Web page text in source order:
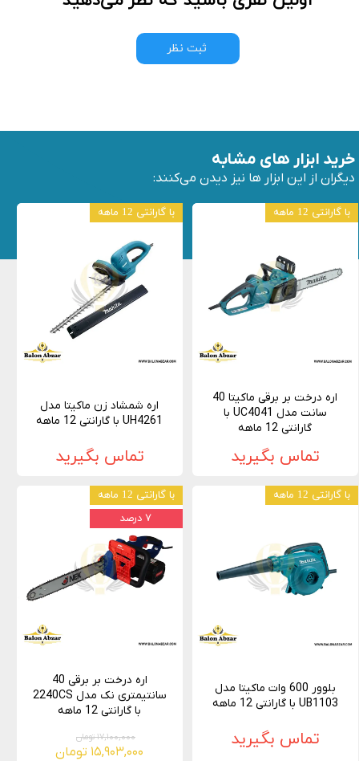
ثبت نظر
اره درخت بر برقی ماکیتا 40
سانت مدل UC4041 با
گارانتی 12 ماهه
تماس بگیرید
با گارانتی 12 ماهه
اره شمشاد زن ماکیتا مدل
UH4261 با گارانتی 12 ماهه
تماس بگیرید
با گارانتی 12 ماهه
بلوور 600 وات ماکیتا مدل
UB1103 با گارانتی 12 ماهه
تماس بگیرید
با گارانتی 12 ماهه
اره درخت بر برقی 40
سانتیمتری نک مدل 2240CS
با گارانتی 12 ماهه
۱۷,۱۰۰,۰۰۰ تومان
۱۵,۹۰۳,۰۰۰ تومان
با گارانتی 12 ماهه
۷ درصد
خرید ابزار های مشابه
دیگران از این ابزار ها نیز دیدن می‌کنند: